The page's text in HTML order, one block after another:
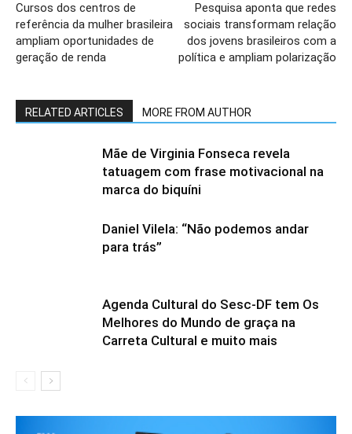
Cursos dos centros de
referência da mulher brasileira
ampliam oportunidades de
geração de renda
Pesquisa aponta que redes
sociais transformam relação
dos jovens brasileiros com a
política e ampliam polarização
RELATED ARTICLES MORE FROM AUTHOR
Mãe de Virginia Fonseca revela
tatuagem com frase motivacional na
marca do biquíni
Daniel Vilela: “Não podemos andar
para trás”
Agenda Cultural do Sesc-DF tem Os
Melhores do Mundo de graça na
Carreta Cultural e muito mais